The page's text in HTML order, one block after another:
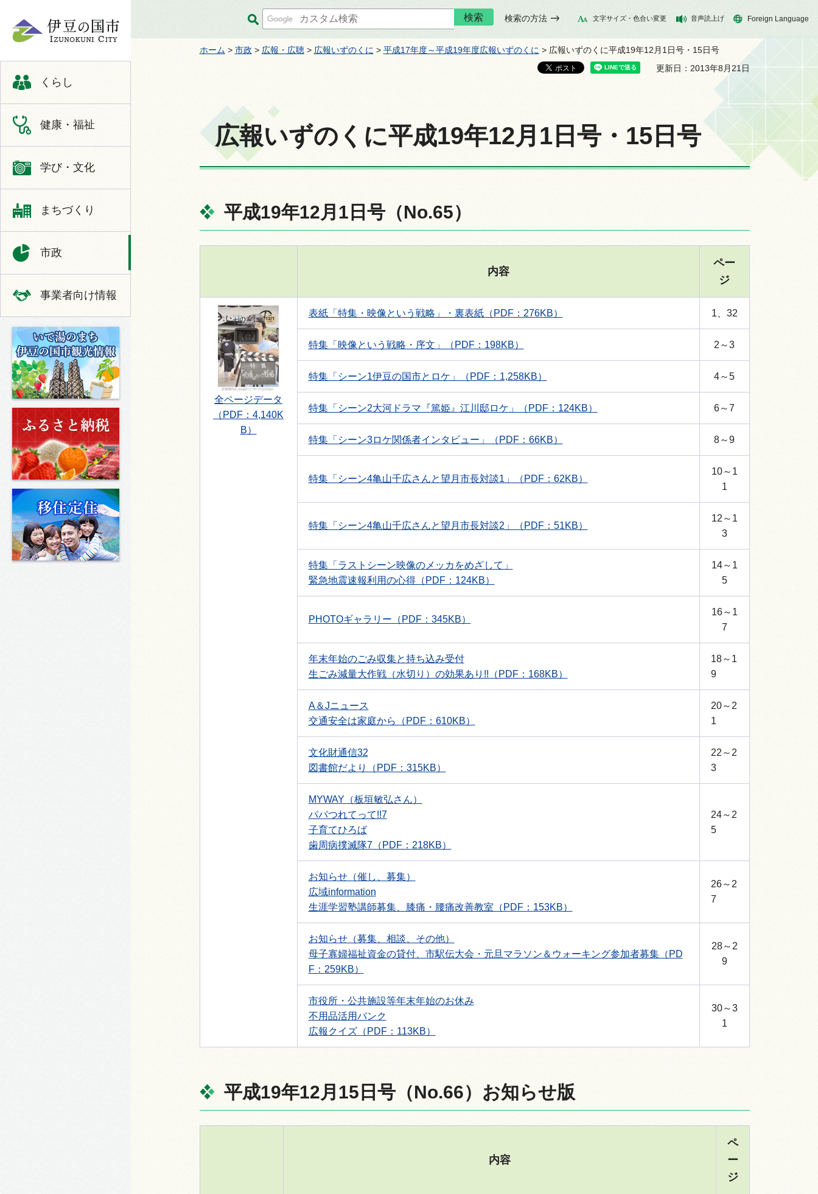
くらし
健康・福祉
学び・文化
まちづくり
市政
事業者向け情報
いで湯のまち 伊豆の国市の観光情報
検索の方法 文字サイズ・色合い変更 音声読上げ Foreign Language
ホーム > 市政 > 広報・広聴> 広報いずのくに > 平成17年度～平成19年度広報いずのくに > 広報いずのくに平成19年12月1日号・15日号
更新日：2013年8月21日
広報いずのくに平成19年12月1日号・15日号
平成19年12月1日号（No.65）
内容
ペー
ジ
全ページデータ
（PDF：4,140K
B）
表紙「特集・映像という戦略」・裏表紙（PDF：276KB） 1、32
特集「映像という戦略・序文」（PDF：198KB） 2～3
特集「シーン1伊豆の国市とロケ」（PDF：1,258KB） 4～5
特集「シーン2大河ドラマ『篤姫』江川邸ロケ」（PDF：124KB） 6～7
特集「シーン3ロケ関係者インタビュー」（PDF：66KB） 8～9
特集「シーン4亀山千広さんと望月市長対談1」（PDF：62KB）
10～1
1
特集「シーン4亀山千広さんと望月市長対談2」（PDF：51KB）
12～1
3
特集「ラストシーン映像のメッカをめざして」
緊急地震速報利用の心得（PDF：124KB）
14～1
5
PHOTOギャラリー（PDF：345KB）
16～1
7
年末年始のごみ収集と持ち込み受付
生ごみ減量大作戦（水切り）の効果あり!!（PDF：168KB）
18～1
9
A＆Jニュース
交通安全は家庭から（PDF：610KB）
20～2
1
文化財通信32
図書館だより（PDF：315KB）
22～2
3
MYWAY（板垣敏弘さん）
パパつれてって!!7
子育てひろば
歯周病撲滅隊7（PDF：218KB）
24～2
5
お知らせ（催し、募集）
広域information
生涯学習塾講師募集、膝痛・腰痛改善教室（PDF：153KB）
26～2
7
お知らせ（募集、相談、その他）
母子寡婦福祉資金の貸付、市駅伝大会・元旦マラソン＆ウォーキング参加者募集（PD
F：259KB）
28～2
9
市役所・公共施設等年末年始のお休み
不用品活用バンク
広報クイズ（PDF：113KB）
30～3
1
平成19年12月15日号（No.66）お知らせ版
内容
ペ
ー
ジ